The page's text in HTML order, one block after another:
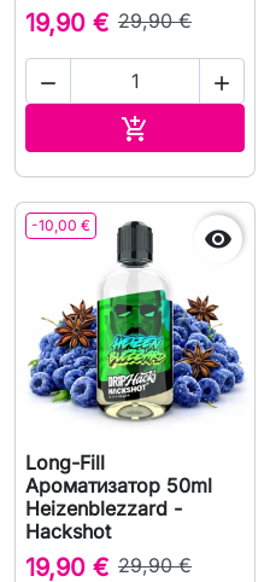
19,90 € 29,90 €
 

-10,00 € 
Long-Fill
Ароматизатор 50ml
Heizenblezzard -
Hackshot
19,90 € 29,90 €